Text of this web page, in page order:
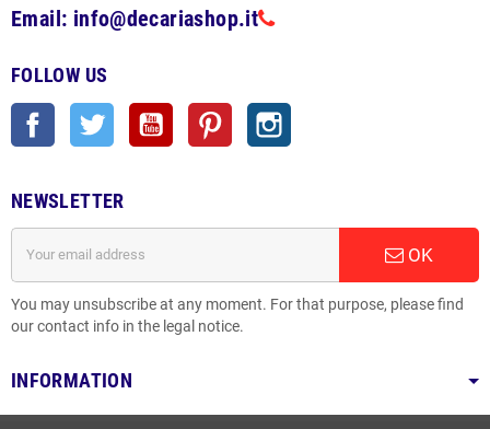
Email: info@decariashop.it
FOLLOW US
Facebook Twitter YouTube Pinterest
NEWSLETTER
OK
You may unsubscribe at any moment. For that purpose, please find
our contact info in the legal notice.
INFORMATION